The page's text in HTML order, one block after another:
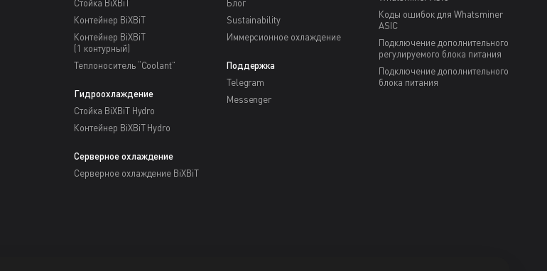
Стойка BiXBiT
Контейнер BiXBiT
Контейнер BiXBiT
(1 контурный)
Теплоноситель “Coolant”
Гидроохлаждение
Стойка BiXBiT Hydro
Контейнер BiXBiT Hydro
Серверное охлаждение
Серверное охлаждение BiXBiT
Блог
Sustainability
Иммерсионное охлаждение
Поддержка
Telegram
Messenger
Коды ошибок для Whatsminer
ASIC
Подключение дополнительного
регулируемого блока питания
Подключение дополнительного
блока питания